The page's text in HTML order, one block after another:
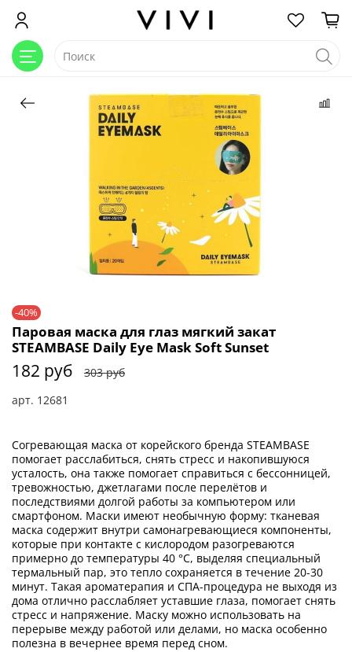
-40%
арт. 12681
Паровая маска для глаз мягкий закат
STEAMBASE Daily Eye Mask Soft Sunset
182 руб 303 руб
Согревающая маска от корейского бренда STEAMBASE
помогает расслабиться, снять стресс и накопившуюся
усталость, она также помогает справиться с бессонницей,
тревожностью, джетлагами после перелётов и
последствиями долгой работы за компьютером или
смартфоном. Маски имеют необычную форму: тканевая
маска содержит внутри самонагревающиеся компоненты,
которые при контакте с кислородом разогреваются
примерно до температуры 40 °C, выделяя специальный
термальный пар, это тепло сохраняется в течение 20-30
минут. Такая ароматерапия и СПА-процедура не выходя из
дома отлично расслабляет уставшие глаза, помогает снять
стресс и напряжение. Маску можно использовать на
перерыве между работой или делами, но маска особенно
полезна в вечернее время перед сном.